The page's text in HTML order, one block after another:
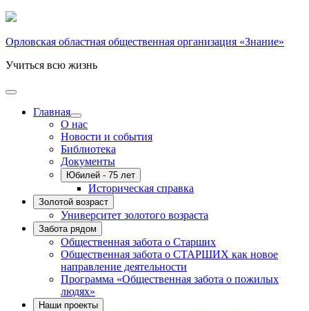
Орловская областная общественная организация «Знание»
Учиться всю жизнь
Главная
О нас
Новости и события
Библиотека
Документы
Юбилей - 75 лет
Историческая справка
Золотой возраст
Университет золотого возраста
Забота рядом
Общественная забота о Старших
Общественная забота о СТАРШИХ как новое
направление деятельности
Программа «Общественная забота о пожилых
людях»
Наши проекты